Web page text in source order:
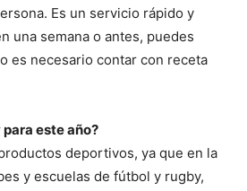
Es un servicio rápido y
una semana o antes, puedes
es necesario contar con receta
este año?
deportivos, ya que en la
y escuelas de fútbol y rugby,